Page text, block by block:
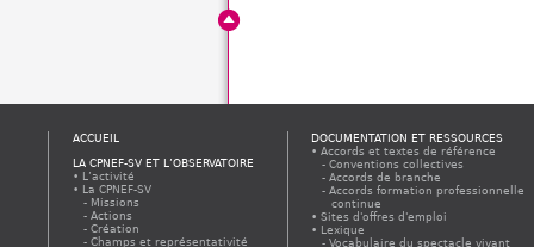
ACCUEIL
LA CPNEF-SV ET L’OBSERVATOIRE
L’activité
La CPNEF-SV
Missions
Actions
Création
Champs et représentativité
DOCUMENTATION ET RESSOURCES
Accords et textes de référence
Conventions collectives
Accords de branche
Accords formation professionnelle
continue
Sites d'offres d'emploi
Lexique
Vocabulaire du spectacle vivant